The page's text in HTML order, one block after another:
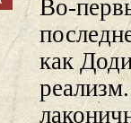
Во-
как